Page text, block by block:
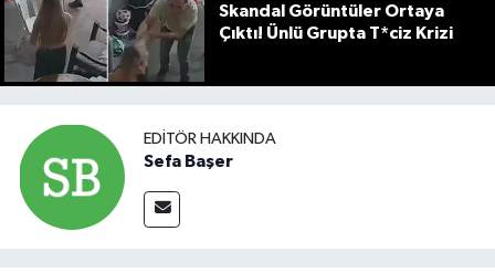
Skandal Görüntüler Ortaya
Çıktı! Ünlü Grupta T*ciz Krizi
EDITÖR HAKKINDA
Sefa Başer